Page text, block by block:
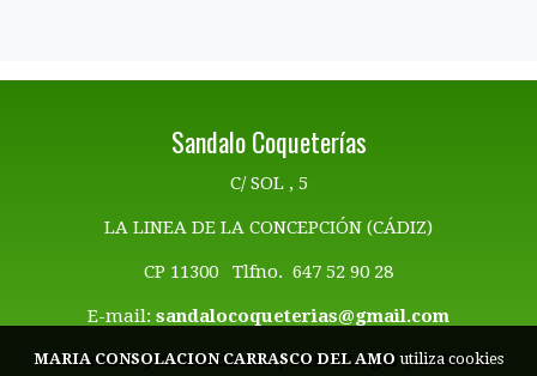
Sandalo Coqueterías
C/ SOL , 5
LA LINEA DE LA CONCEPCIÓN (CÁDIZ)
CP 11300 Tlfno. 647 52 90 28
E-mail: sandalocoqueterias@gmail.com
Términos y Condiciones | Aviso Legal |Politica
MARIA CONSOLACION CARRASCO DEL AMO utiliza cookies